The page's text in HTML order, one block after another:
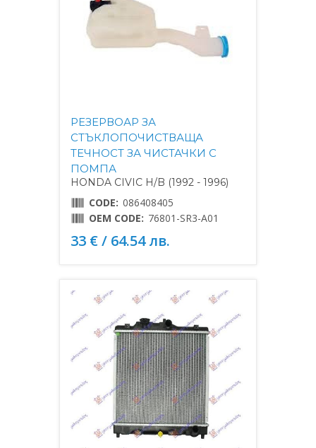
РЕЗЕРВОАР ЗА
СТЪКЛОПОЧИСТВАЩА
ТЕЧНОСТ ЗА ЧИСТАЧКИ С
ПОМПА
HONDA CIVIC H/B (1992 - 1996)
CODE: 086408405
OEM CODE: 76801-SR3-A01
33 € / 64.54 лв.